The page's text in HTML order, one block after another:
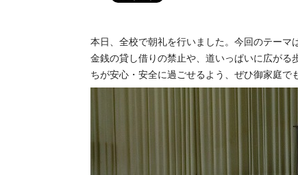
本日、全校で朝礼を行いました。今回のテー
金銭の貸し借りの禁止や、道いっぱいに広が
ちが安心・安全に過ごせるよう、ぜひ御家庭で